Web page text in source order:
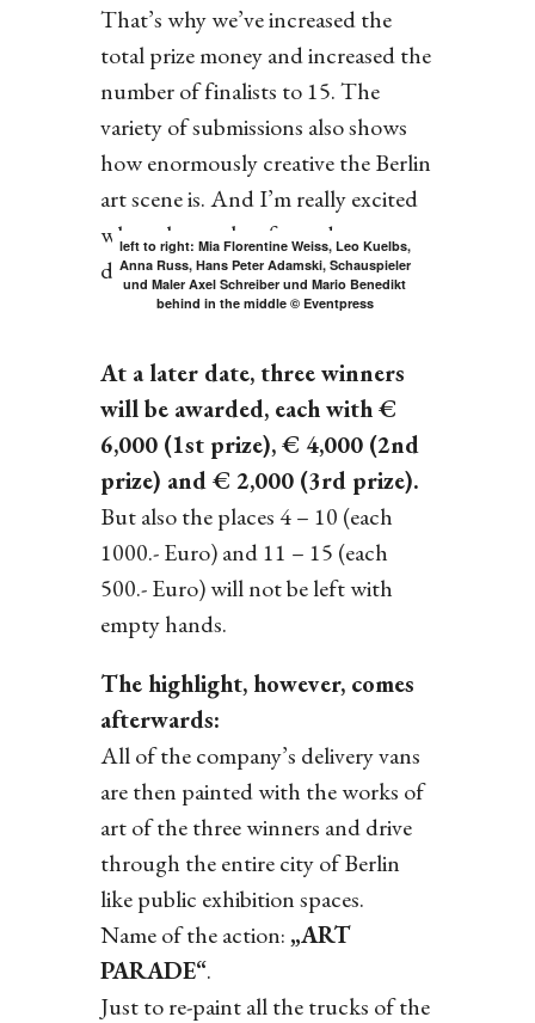
That’s why we’ve increased the
total prize money and increased the
number of finalists to 15. The
variety of submissions also shows
how enormously creative the Berlin
art scene is. And I’m really excited
when the works of art adorn our
delivery fleet. “
left to right: Mia Florentine Weiss, Leo Kuelbs,
Anna Russ, Hans Peter Adamski, Schauspieler
und Maler Axel Schreiber und Mario Benedikt
behind in the middle © Eventpress
At a later date, three winners
will be awarded, each with €
6,000 (1st prize), € 4,000 (2nd
prize) and € 2,000 (3rd prize).
But also the places 4 – 10 (each
1000.- Euro) and 11 – 15 (each
500.- Euro) will not be left with
empty hands.
The highlight, however, comes
afterwards:
All of the company’s delivery vans
are then painted with the works of
art of the three winners and drive
through the entire city of Berlin
like public exhibition spaces.
Name of the action: „ART
PARADE“.
Just to re-paint all the trucks of the